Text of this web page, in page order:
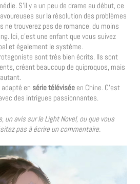
S’il y a un peu de drame au début, ce
sur la résolution des problèmes
ne trouverez pas de romance, du moins
Ici, c’est une enfant que vous suivez
et également le système.
sont très bien écrits. Ils sont
créant beaucoup de quiproquos, mais
adapté en série télévisée en Chine. C’est
des intrigues passionnantes.
un avis sur le Light Novel, ou que vous
pas à écrire un commentaire.